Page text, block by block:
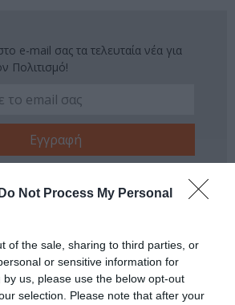
Do Not Process My Personal
of the sale, sharing to third parties, or
or sensitive information for
us, please use the below opt-out
selection. Please note that after your
e-mail σας τα τελευταία νέα για
Πολιτισμό!
Άρθρα